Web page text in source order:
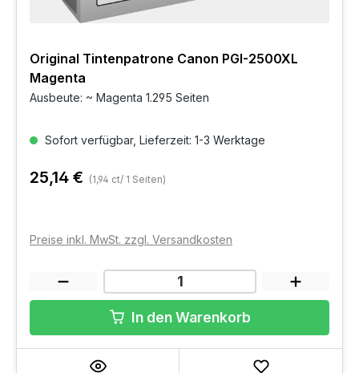
Original Tintenpatrone Canon PGI-2500XL
Magenta
Ausbeute: ~ Magenta 1.295 Seiten
Sofort verfügbar, Lieferzeit: 1-3 Werktage
25,14 € (1,94 ct/ 1 Seiten)
Preise inkl. MwSt. zzgl. Versandkosten
In den Warenkorb